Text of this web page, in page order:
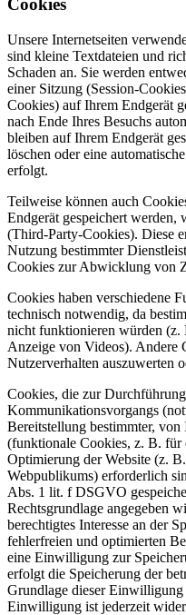
Cookies
Unsere Internetseiten
sind kleine Textdateien und
Schaden an. Sie werden
einer Sitzung (Session-
Cookies) auf Ihrem Endgerät
nach Ende Ihres Besuchs
bleiben auf Ihrem Endgerät
löschen oder eine
erfolgt.
Teilweise können auch
Endgerät gespeichert werden,
(Third-Party-Cookies). Diese
Nutzung bestimmter
Cookies zur Abwicklung von
Cookies haben verschiedene
technisch notwendig, da
nicht funktionieren würden
Anzeige von Videos). Andere
Nutzerverhalten auszuwerten
Cookies, die zur
Kommunikationsvorgangs
Bereitstellung bestimmter,
(funktionale Cookies, z. B.
Optimierung der Website (z.
Webpublikums) erforderlich
Abs. 1 lit. f DSGVO
Rechtsgrundlage angegeben
berechtigtes Interesse an der
fehlerfreien und optimierten
eine Einwilligung zur
erfolgt die Speicherung der
Grundlage dieser
Einwilligung ist jederzeit